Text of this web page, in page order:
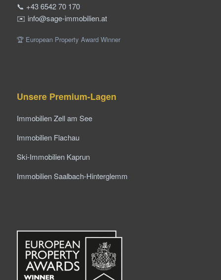
📞 +43 6542 70 170
✉️ info@sage-immobilien.at
🏆 European Property Award Winner
Unsere Premium-Lagen
Immobilien Zell am See
Immobilien Flachau
Ski-Immobilien Kaprun
Immobilien Saalbach-Hinterglemm